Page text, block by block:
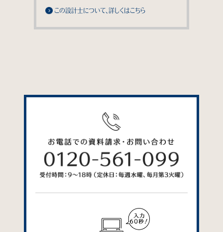
この設計士について、詳しくはこちら